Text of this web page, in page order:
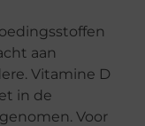
aan
Vitamine D
in de
Voor